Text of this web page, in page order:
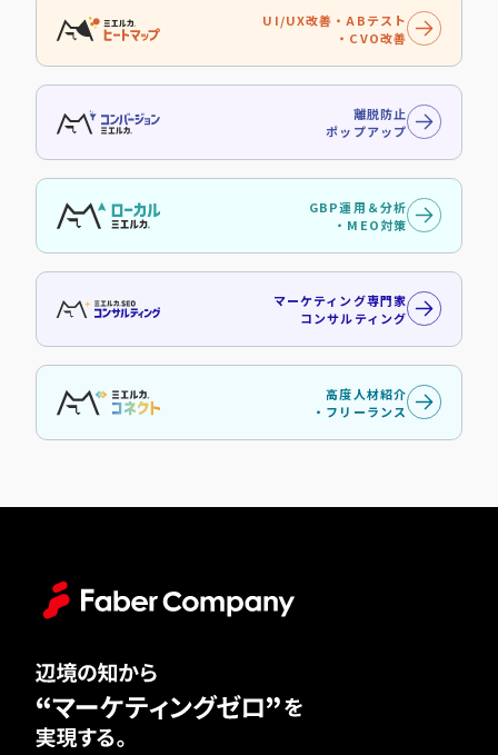
UI/UX改善・ABテスト
・CVO改善
離脱防止
ポップアップ
GBP運用＆分析
・MEO対策
マーケティング専門家
コンサルティング
高度人材紹介
・フリーランス